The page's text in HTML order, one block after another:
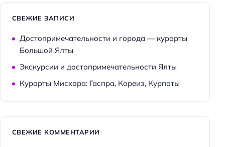
СВЕЖИЕ ЗАПИСИ
Достопримечательности и города — курорты
Большой Ялты
Экскурсии и достопримечательности Ялты
Курорты Мисхора: Гаспра, Кореиз, Курпаты
СВЕЖИЕ КОММЕНТАРИИ